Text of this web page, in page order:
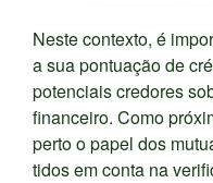
Neste contexto, é
a sua pontuação de
potenciais credores
financeiro. Como
perto o papel dos
tidos em conta na